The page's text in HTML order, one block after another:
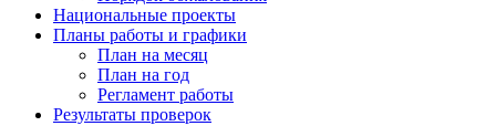
Национальные проекты
Планы работы и графики
План на месяц
План на год
Регламент работы
Результаты проверок